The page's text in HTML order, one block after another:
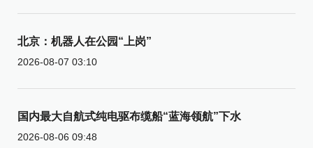
北京：机器人在公园“上岗”
2026-08-07 03:10
国内最大自航式纯电驱布缆船“蓝海领航”下水
2026-08-06 09:48